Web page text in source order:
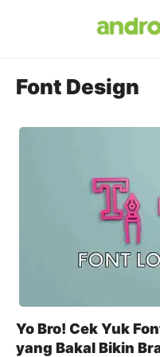
Font Design
Yo Bro! Cek Yuk
yang Bakal Bikin